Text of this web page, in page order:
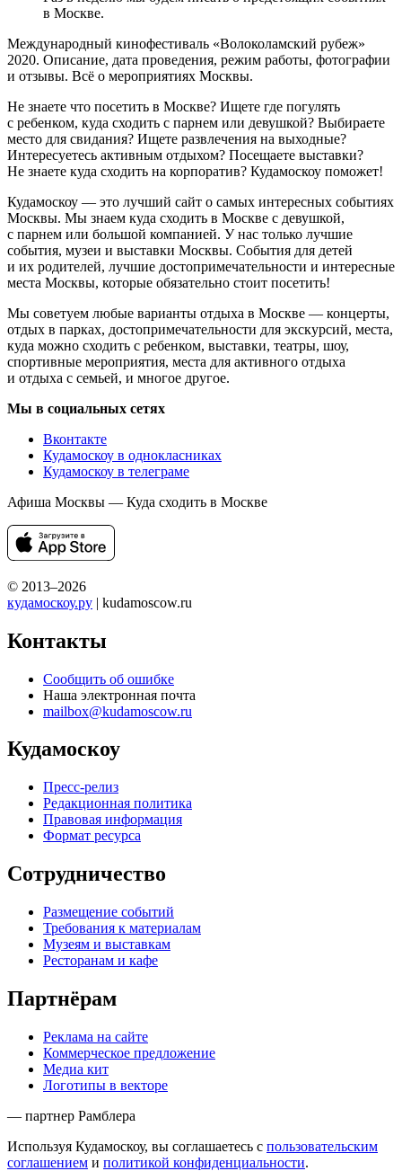
в Москве.
Международный кинофестиваль «Волоколамский рубеж»
2020. Описание, дата проведения, режим работы, фотографии
и отзывы. Всё о мероприятиях Москвы.
Не знаете что посетить в Москве? Ищете где погулять
с ребенком, куда сходить с парнем или девушкой? Выбираете
место для свидания? Ищете развлечения на выходные?
Интересуетесь активным отдыхом? Посещаете выставки?
Не знаете куда сходить на корпоратив? Кудамоскоу поможет!
Кудамоскоу — это лучший сайт о самых интересных событиях
Москвы. Мы знаем куда сходить в Москве с девушкой,
с парнем или большой компанией. У нас только лучшие
события, музеи и выставки Москвы. События для детей
и их родителей, лучшие достопримечательности и интересные
места Москвы, которые обязательно стоит посетить!
Мы советуем любые варианты отдыха в Москве — концерты,
отдых в парках, достопримечательности для экскурсий, места,
куда можно сходить с ребенком, выставки, театры, шоу,
спортивные мероприятия, места для активного отдыха
и отдыха с семьей, и многое другое.
Мы в социальных сетях
Вконтакте
Кудамоскоу в однокласниках
Кудамоскоу в телеграме
Афиша Москвы — Куда сходить в Москве
© 2013–2026
кудамоскоу.ру | kudamoscow.ru
Контакты
Сообщить об ошибке
Наша электронная почта
mailbox@kudamoscow.ru
Кудамоскоу
Пресс-релиз
Редакционная политика
Правовая информация
Формат ресурса
Сотрудничество
Размещение событий
Требования к материалам
Музеям и выставкам
Ресторанам и кафе
Партнёрам
Реклама на сайте
Коммерческое предложение
Медиа кит
Логотипы в векторе
— партнер Рамблера
Используя Кудамоскоу, вы соглашаетесь с пользовательским
соглашением и политикой конфиденциальности.